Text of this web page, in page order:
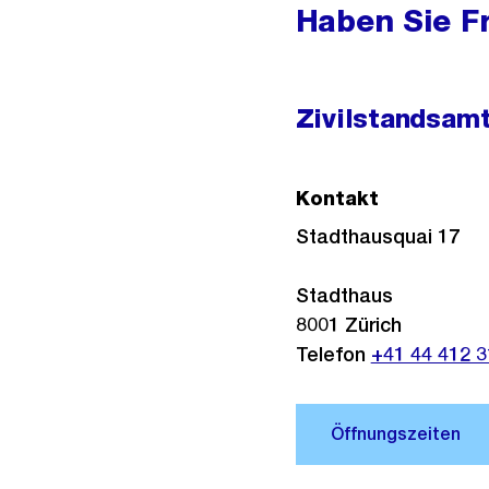
Haben Sie
Kontakt
Stadthausquai 17
Stadthaus
8001 Zürich
Telefon +41 44 412